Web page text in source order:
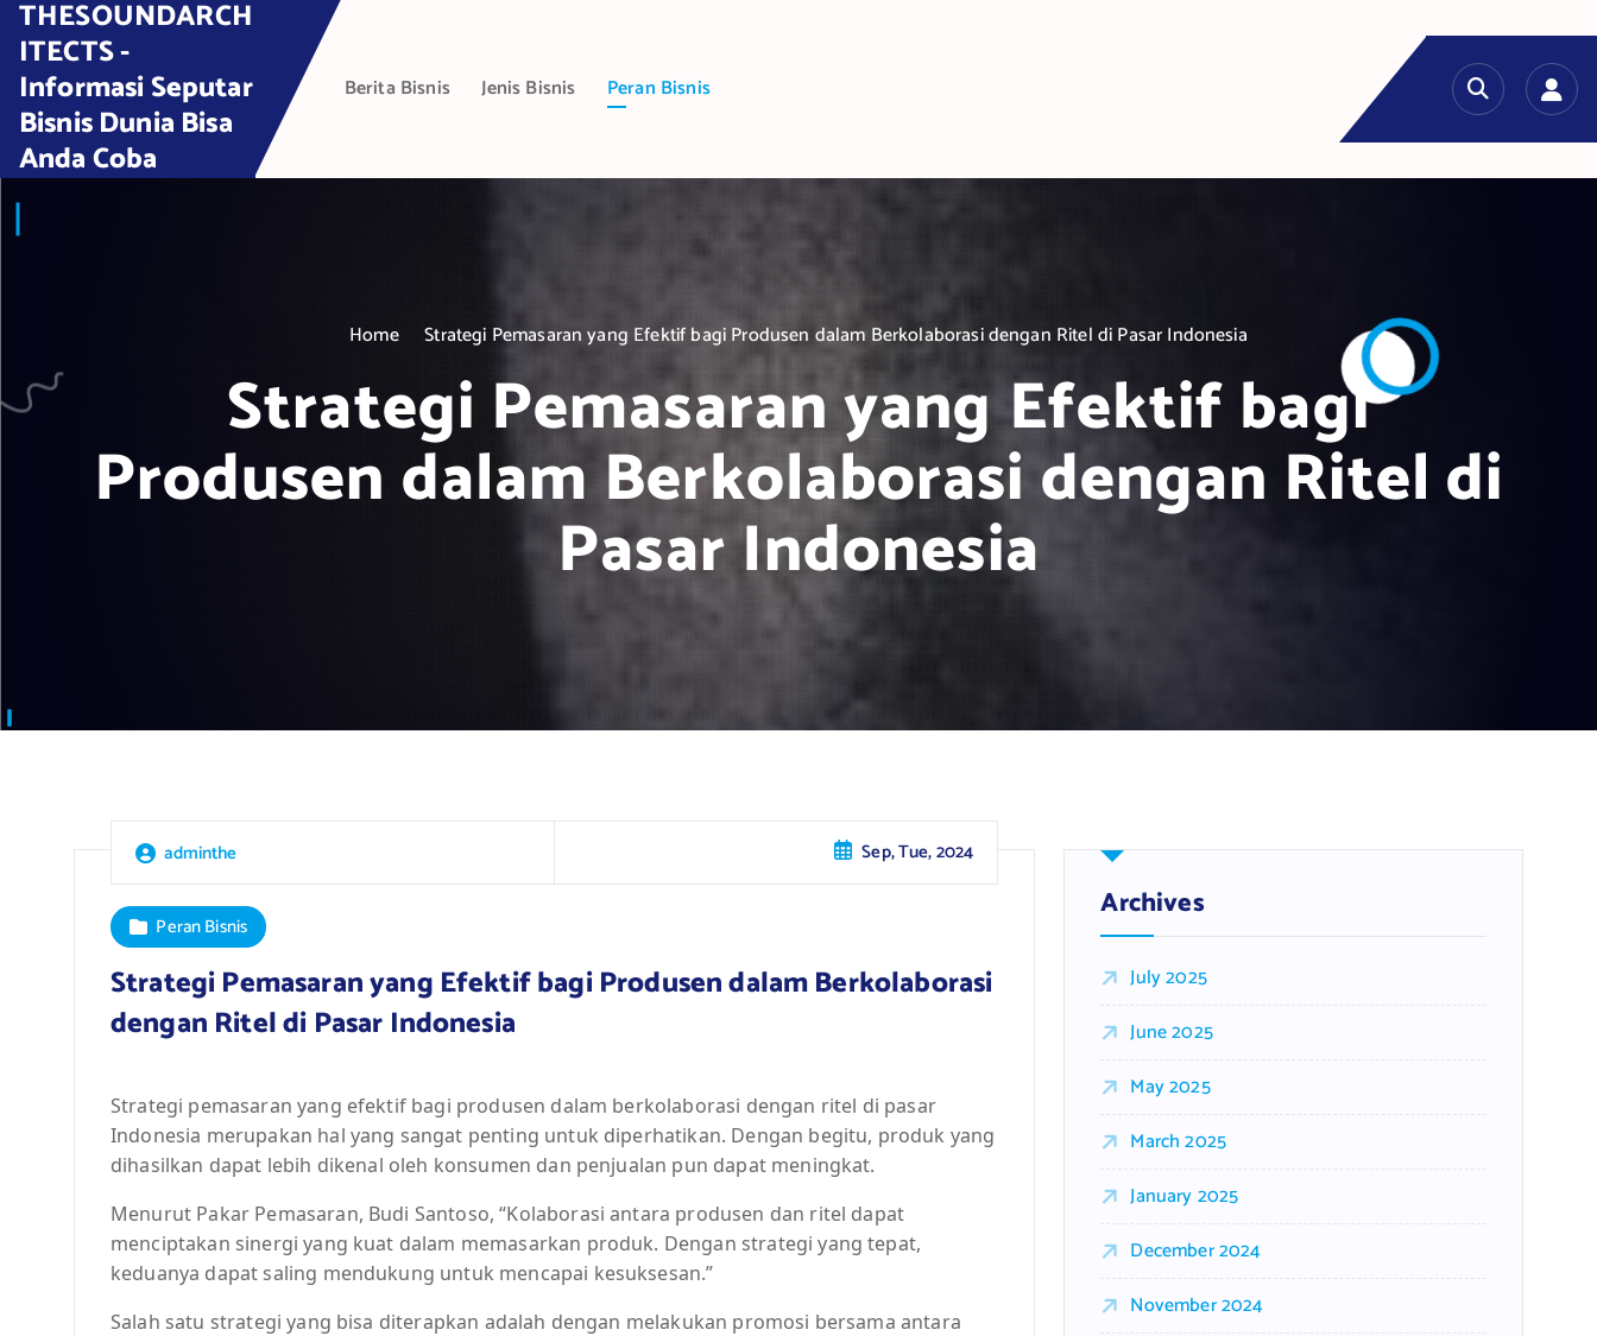
THESOUNDARCH
ITECTS -
Informasi Seputar
Bisnis Dunia Bisa
Anda Coba
Berita Bisnis Jenis Bisnis Peran Bisnis
Home Strategi Pemasaran yang Efektif bagi Produsen dalam Berkolaborasi dengan Ritel di Pasar Indonesia
Strategi Pemasaran yang Efektif bagi
Produsen dalam Berkolaborasi dengan Ritel di
Pasar Indonesia
adminthe Sep, Tue, 2024
Peran Bisnis
Strategi Pemasaran yang Efektif bagi Produsen dalam Berkolaborasi
dengan Ritel di Pasar Indonesia
Strategi pemasaran yang efektif bagi produsen dalam berkolaborasi dengan ritel di pasar
Indonesia merupakan hal yang sangat penting untuk diperhatikan. Dengan begitu, produk yang
dihasilkan dapat lebih dikenal oleh konsumen dan penjualan pun dapat meningkat.
Menurut Pakar Pemasaran, Budi Santoso, “Kolaborasi antara produsen dan ritel dapat
menciptakan sinergi yang kuat dalam memasarkan produk. Dengan strategi yang tepat,
keduanya dapat saling mendukung untuk mencapai kesuksesan.”
Salah satu strategi yang bisa diterapkan adalah dengan melakukan promosi bersama antara
Archives
July 2025
June 2025
May 2025
March 2025
January 2025
December 2024
November 2024